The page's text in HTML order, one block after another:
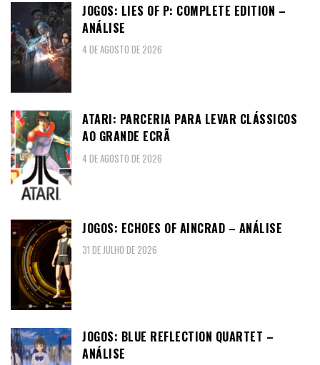
JOGOS: LIES OF P: COMPLETE EDITION –
ANÁLISE
4 DE AGOSTO DE 2026
ATARI: PARCERIA PARA LEVAR CLÁSSICOS
AO GRANDE ECRÃ
4 DE AGOSTO DE 2026
JOGOS: ECHOES OF AINCRAD – ANÁLISE
31 DE JULHO DE 2026
JOGOS: BLUE REFLECTION QUARTET –
ANÁLISE